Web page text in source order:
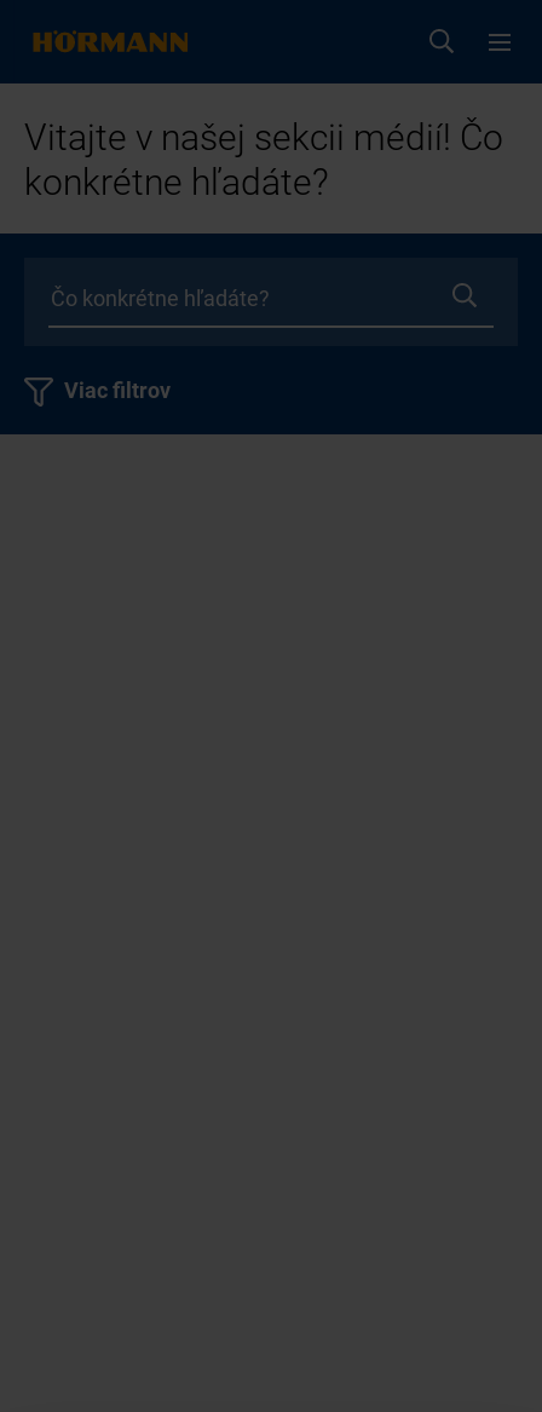
Vitajte v našej sekcii médií! Čo
konkrétne hľadáte?
Viac filtrov